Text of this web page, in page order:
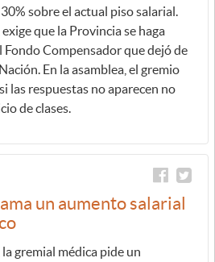
sobre el actual piso salarial.
que la Provincia se haga
Fondo Compensador que dejó de
En la asamblea, el gremio
las respuestas no aparecen no
de clases.
un aumento salarial
gremial médica pide un